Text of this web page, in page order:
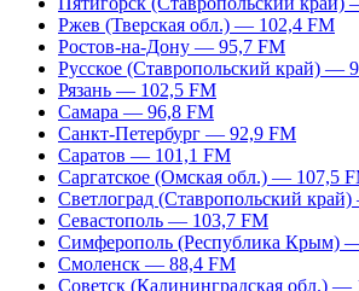
Ржев (Тверская обл.) — 102,4 FM
Ростов-на-Дону — 95,7 FM
Русское (Ставропольский край) —
Рязань — 102,5 FM
Самара — 96,8 FM
Санкт-Петербург — 92,9 FM
Саратов — 101,1 FM
Саргатское (Омская обл.) — 107,5
Светлоград (Ставропольский
Севастополь — 103,7 FM
Симферополь (Республика Крым)
Смоленск — 88,4 FM
Советск (Калининградская обл.) —